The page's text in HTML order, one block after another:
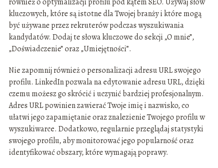
kluczowych, które są istotne dla Twojej branży i które mogą
być używane przez rekruterów podczas wyszukiwania
kandydatów. Dodaj te słowa kluczowe do sekcji „O mnie”,
„Doświadczenie” oraz „Umiejętności”.
Nie zapomnij również o personalizacji adresu URL swojego
profilu. LinkedIn pozwala na edytowanie adresu URL, dzięki
czemu możesz go skrócić i uczynić bardziej profesjonalnym.
Adres URL powinien zawierać Twoje imię i nazwisko, co
ułatwi jego zapamiętanie oraz znalezienie Twojego profilu w
wyszukiwarce. Dodatkowo, regularnie przeglądaj statystyki
swojego profilu, aby monitorować jego popularność oraz
identyfikować obszary, które wymagają poprawy.